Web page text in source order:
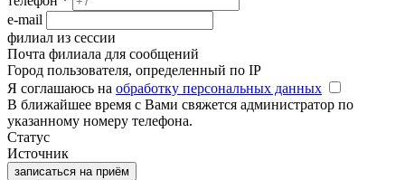
e-mail
филиал из сессии
Почта филиала для сообщений
Город пользователя, определенный по IP
Я соглашаюсь на обработку персональных данных
В ближайшее время с Вами свяжется администратор по
указанному номеру телефона.
Статус
Источник